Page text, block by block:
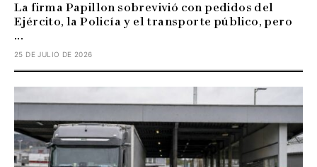
La firma Papillon sobrevivió con pedidos del
Ejército, la Policía y el transporte público, pero
...
25 DE JULIO DE 2026